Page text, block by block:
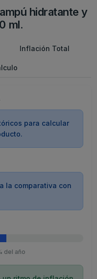
hidratante y
ml.
Inflación Total
para calcular
la comparativa con
del año